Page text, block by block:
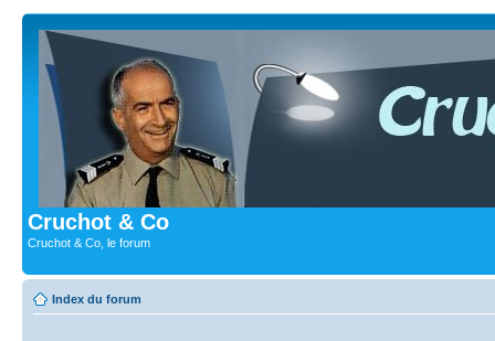
Cruchot & Co
Cruchot & Co, le forum
Index du forum